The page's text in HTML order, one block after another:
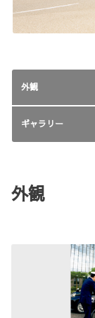
外観
ギャラリー
外観